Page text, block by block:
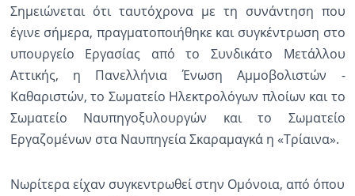
Σημειώνεται ότι ταυτόχρονα με τη συνάντηση που
έγινε σήμερα, πραγματοποιήθηκε και συγκέντρωση στο
υπουργείο Εργασίας από το Συνδικάτο Μετάλλου
Αττικής, η Πανελλήνια Ένωση Αμμοβολιστών -
Καθαριστών, το Σωματείο Ηλεκτρολόγων πλοίων και το
Σωματείο Ναυπηγοξυλουργών και το Σωματείο
Εργαζομένων στα Ναυπηγεία Σκαραμαγκά η «Τρίαινα».
Νωρίτερα είχαν συγκεντρωθεί στην Ομόνοια, από όπου